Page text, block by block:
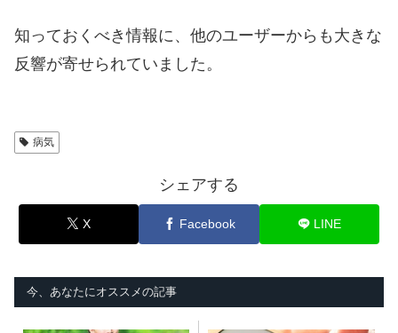
知っておくべき情報に、他のユーザーからも大きな
反響が寄せられていました。
病気
シェアする
X Facebook LINE
今、あなたにオススメの記事